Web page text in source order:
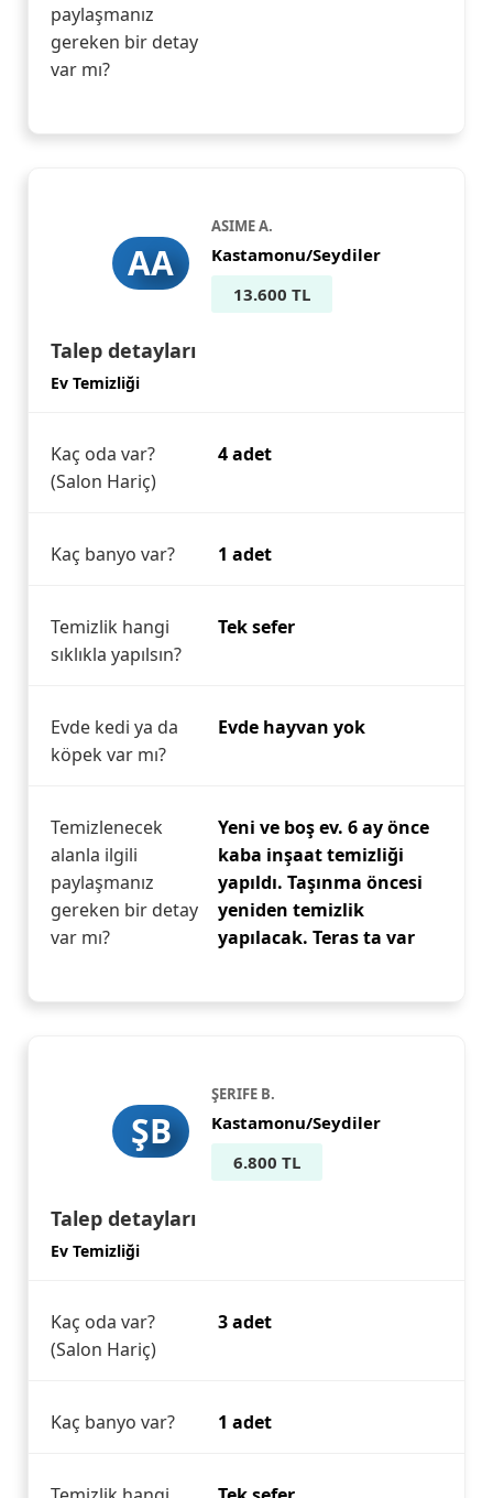
paylaşmanız
gereken bir detay
var mı?
AA
ASIME A.
Kastamonu/Seydiler
13.600 TL
Talep detayları
Ev Temizliği
Kaç oda var?
(Salon Hariç)
4 adet
Kaç banyo var? 1 adet
Temizlik hangi
sıklıkla yapılsın?
Tek sefer
Evde kedi ya da
köpek var mı?
Evde hayvan yok
Temizlenecek
alanla ilgili
paylaşmanız
gereken bir detay
var mı?
Yeni ve boş ev. 6 ay önce
kaba inşaat temizliği
yapıldı. Taşınma öncesi
yeniden temizlik
yapılacak. Teras ta var
ŞB
ŞERIFE B.
Kastamonu/Seydiler
6.800 TL
Talep detayları
Ev Temizliği
Kaç oda var?
(Salon Hariç)
3 adet
Kaç banyo var? 1 adet